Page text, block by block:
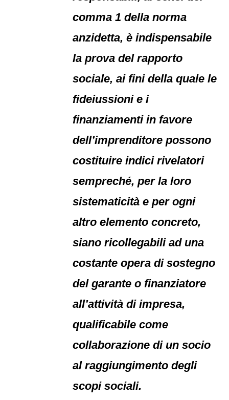
comma 1 della norma
anzidetta, è indispensabile
la prova del rapporto
sociale, ai fini della quale le
fideiussioni e i
finanziamenti in favore
dell’imprenditore possono
costituire indici rivelatori
sempreché, per la loro
sistematicità e per ogni
altro elemento concreto,
siano ricollegabili ad una
costante opera di sostegno
del garante o finanziatore
all’attività di impresa,
qualificabile come
collaborazione di un socio
al raggiungimento degli
scopi sociali.